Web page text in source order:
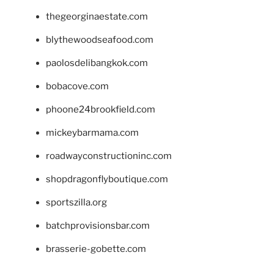
thegeorginaestate.com
blythewoodseafood.com
paolosdelibangkok.com
bobacove.com
phoone24brookfield.com
mickeybarmama.com
roadwayconstructioninc.com
shopdragonflyboutique.com
sportszilla.org
batchprovisionsbar.com
brasserie-gobette.com